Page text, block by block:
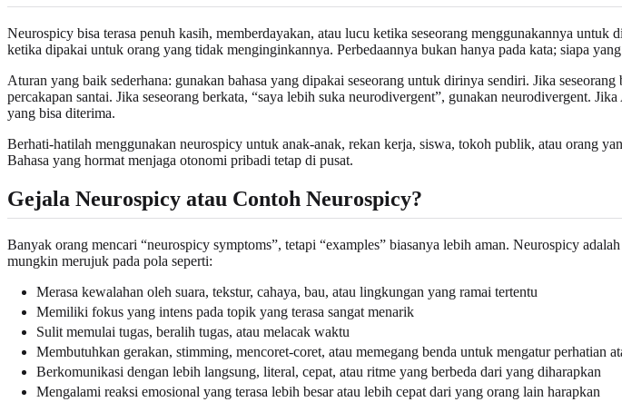
Neurospicy bisa terasa penuh kasih, memberdayakan, atau lucu ketika seseorang menggunakannya
ketika dipakai untuk orang yang tidak menginginkannya. Perbedaannya bukan hanya pada kata; siapa
Aturan yang baik sederhana: gunakan bahasa yang dipakai seseorang untuk dirinya sendiri. Jika
percakapan santai. Jika seseorang berkata, “saya lebih suka neurodivergent”, gunakan neurodivergent.
yang bisa diterima.
Berhati-hatilah menggunakan neurospicy untuk anak-anak, rekan kerja, siswa, tokoh publik, atau orang
Bahasa yang hormat menjaga otonomi pribadi tetap di pusat.
Gejala Neurospicy atau Contoh Neurospicy?
Banyak orang mencari “neurospicy symptoms”, tetapi “examples” biasanya lebih aman. Neurospicy
mungkin merujuk pada pola seperti:
Merasa kewalahan oleh suara, tekstur, cahaya, bau, atau lingkungan yang ramai tertentu
Memiliki fokus yang intens pada topik yang terasa sangat menarik
Sulit memulai tugas, beralih tugas, atau melacak waktu
Membutuhkan gerakan, stimming, mencoret-coret, atau memegang benda untuk mengatur perhatian
Berkomunikasi dengan lebih langsung, literal, cepat, atau ritme yang berbeda dari yang diharapkan
Mengalami reaksi emosional yang terasa lebih besar atau lebih cepat dari yang orang lain harapkan